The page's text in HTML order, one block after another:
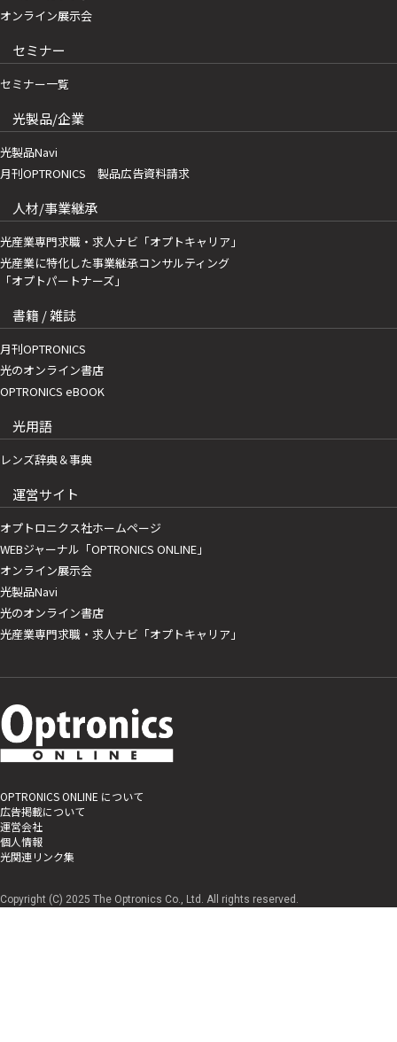
オンライン展示会
セミナー
セミナー一覧
光製品/企業
光製品Navi
月刊OPTRONICS 製品広告資料請求
人材/事業継承
光産業専門求職・求人ナビ「オプトキャリア」
光産業に特化した事業継承コンサルティング
「オプトパートナーズ」
書籍 / 雑誌
月刊OPTRONICS
光のオンライン書店
OPTRONICS eBOOK
光用語
レンズ辞典＆事典
運営サイト
オプトロニクス社ホームページ
WEBジャーナル「OPTRONICS ONLINE」
オンライン展示会
光製品Navi
光のオンライン書店
光産業専門求職・求人ナビ「オプトキャリア」
OPTRONICS ONLINE について
広告掲載について
運営会社
個人情報
光関連リンク集
Copyright (C) 2025 The Optronics Co., Ltd. All rights reserved.